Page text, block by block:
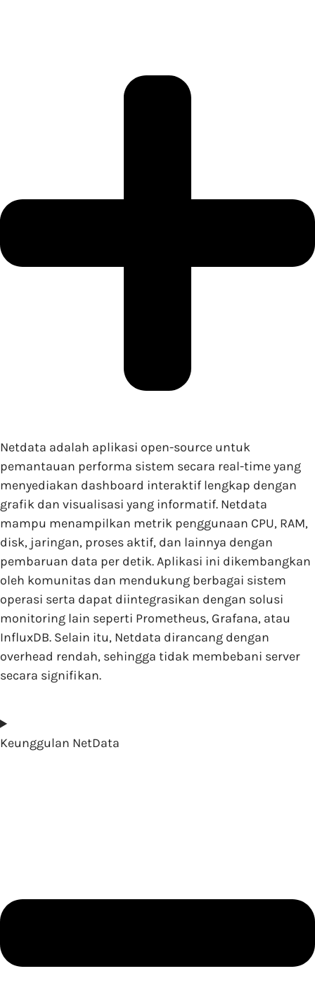
Netdata adalah aplikasi open-source untuk
pemantauan performa sistem secara real-time yang
menyediakan dashboard interaktif lengkap dengan
grafik dan visualisasi yang informatif. Netdata
mampu menampilkan metrik penggunaan CPU, RAM,
disk, jaringan, proses aktif, dan lainnya dengan
pembaruan data per detik. Aplikasi ini dikembangkan
oleh komunitas dan mendukung berbagai sistem
operasi serta dapat diintegrasikan dengan solusi
monitoring lain seperti Prometheus, Grafana, atau
InfluxDB. Selain itu, Netdata dirancang dengan
overhead rendah, sehingga tidak membebani server
secara signifikan.
Keunggulan NetData